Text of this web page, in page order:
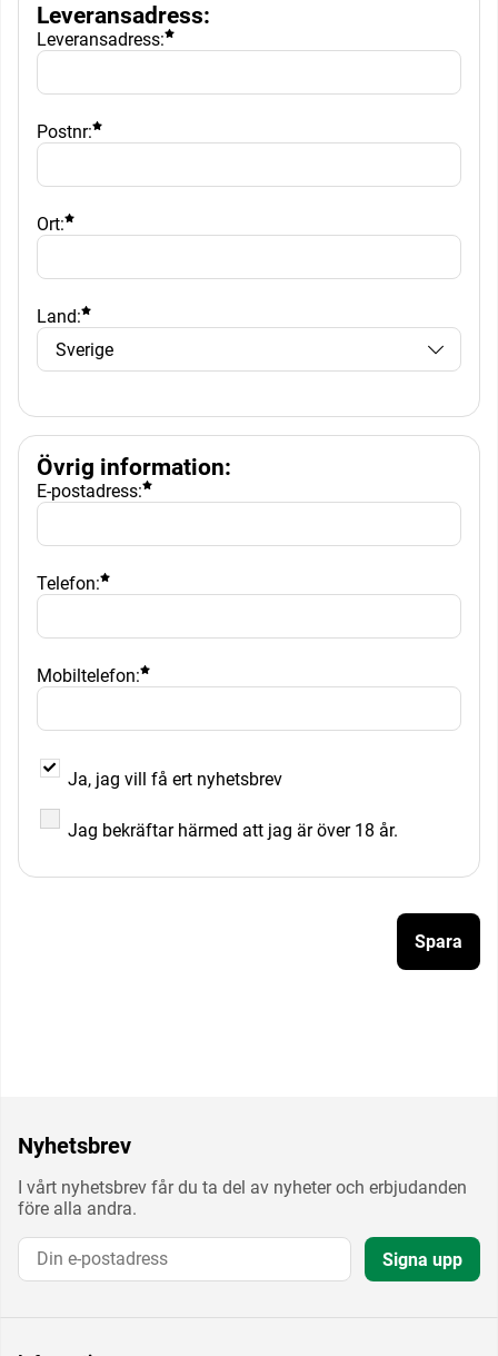
Leveransadress:
Leveransadress:
Postnr:
Ort:
Land:
Övrig information:
E-postadress:
Telefon:
Mobiltelefon:
Ja, jag vill få ert nyhetsbrev
Ja, jag vill få ert nyhetsbrev
Jag bekräftar härmed att jag är över 18 år.
Jag bekräftar härmed att jag är över 18 år.
Spara
Nyhetsbrev
I vårt nyhetsbrev får du ta del av nyheter och erbjudanden
före alla andra.
Signa upp